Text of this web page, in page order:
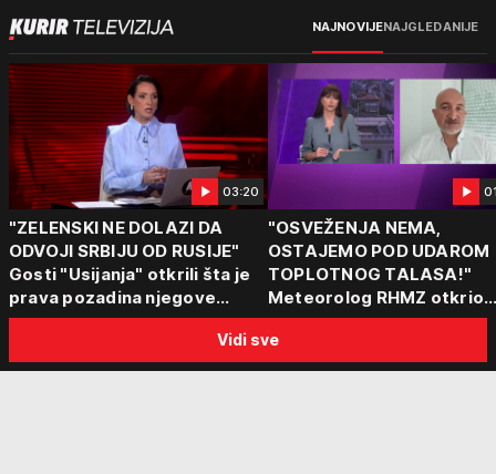
NAJNOVIJENAJGLEDANIJE
03:20
"ZELENSKI NE DOLAZI DA
ODVOJI SRBIJU OD RUSIJE"
Gosti "Usijanja" otkrili šta je
prava pozadina njegove
posete Beogradu
"OSVEŽENJA NEMA,
OSTAJEMO POD UDAROM
TOPLOTNOG TALASA!"
Meteorolog RHMZ otkrio
kakvo vreme nas čeka do
kraja avgusta
Vidi sve